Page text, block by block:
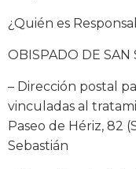
¿Quién es
OBISPADO DE SAN
– Dirección postal
vinculadas al
Paseo de Hériz, 82
Sebastián